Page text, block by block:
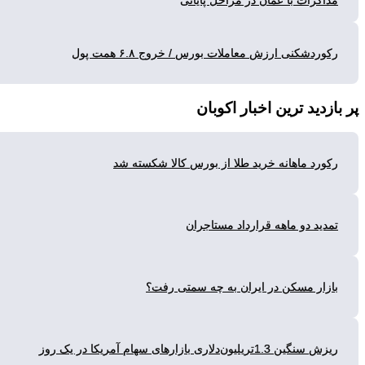
ارزش معاملات بورس / خروج ۶.۸ همت پول
تریناخبار اکوبان
ماهانه خرید طلا از بورس کالا شکسته شد
دو ماهه قرارداد مستاجران
مسکن در ایران به چه سمتی رفت؟
1.3تریلیون‌دلاری بازارهای سهام آمریکا در یک روز